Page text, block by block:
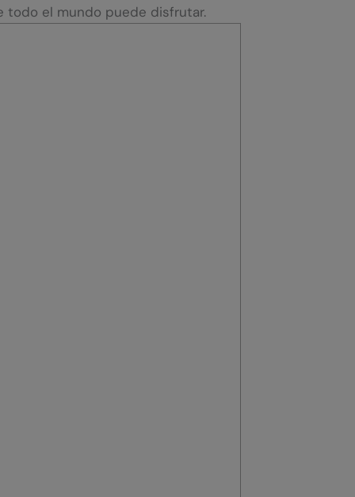
todo el mundo puede disfrutar.